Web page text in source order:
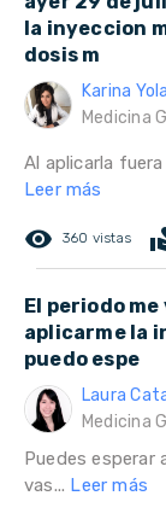
la inyeccion
dosis m
Karina
Medicina
Al aplicarla
Leer más
remove_red_eye 360 vistas
El periodo
aplicarme la
puedo espe
Laura
Medicina
Puedes esperar
vas... Leer más